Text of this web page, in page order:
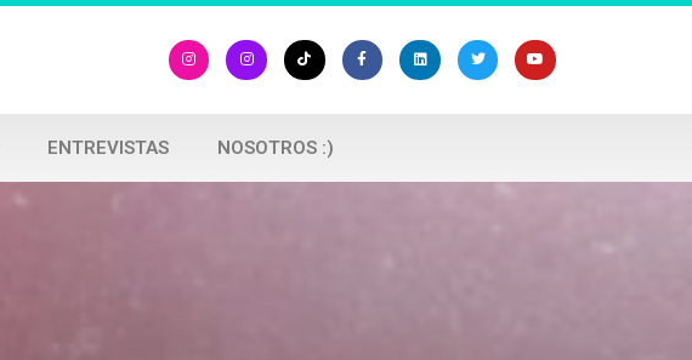
ENTREVISTAS NOSOTROS :)